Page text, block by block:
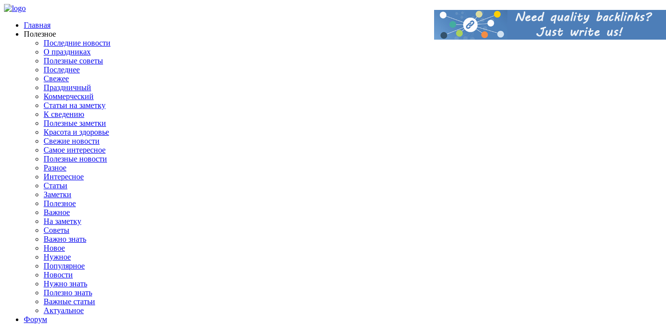
Главная
Полезное
Последние новости
О праздниках
Полезные советы
Последнее
Свежее
Праздничный
Коммерческий
Статьи на заметку
К сведению
Полезные заметки
Красота и здоровье
Свежие новости
Самое интересное
Полезные новости
Разное
Интересное
Статьи
Заметки
Полезное
Важное
На заметку
Советы
Важно знать
Новое
Нужное
Популярное
Новости
Нужно знать
Полезно знать
Важные статьи
Актуальное
Форум